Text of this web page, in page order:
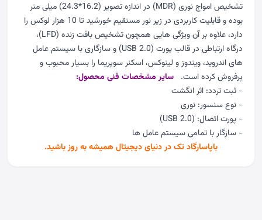
تشخیص امواج نوری (MDR) در اندازه تصویر (16.2*24.3) میلی متر
بوده و قابلیت کاربردی در زیر نور مستقیم خورشید تا 10 هزار لوکس را
دارد، علاوه بر آن ویژگی هایی همچون تشخیص بافت زنده (LFD)،
درگاه ارتباطی در قالب پورت (USB 2.0) و سازگاری با سیستم عامل
های اندروید، ویندوز و لینوکس، اسکنر سوپریما را بسیار محبوب و
پرفروش کرده است. سایر مشخصات فنی محصول:
- ثبت تردد: اثر انگشت
- نوع سنسور: نوری
- پورت اتصال: (USB 2.0)
- سازگار با تمامی سیستم عامل ها
باپاسارگاد تک در دنیای دیجیتال همیشه به روز باشید.